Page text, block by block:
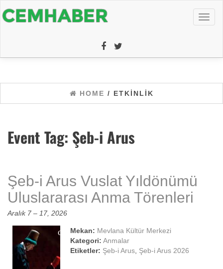
HOME / ETKINLIK
Event Tag: Şeb-i Arus
Şeb-i Arus Vuslat Yıldönümü
Uluslararası Anma Törenleri
Aralık 7 – 17, 2026
Mekan: Mevlana Kültür Merkezi
Kategori: Anmalar
Etiketler: Şeb-i Arus Şeb-i Arus 2026